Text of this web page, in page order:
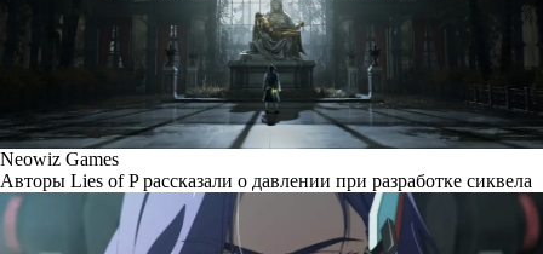
Neowiz Games
Авторы Lies of P рассказали о давлении при разработке сиквела